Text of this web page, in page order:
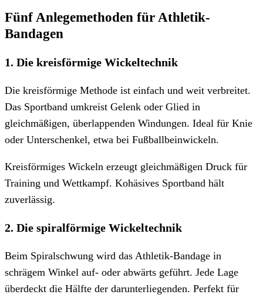
Fünf Anlegemethoden für Athletik-
Bandagen
1. Die kreisförmige Wickeltechnik
Die kreisförmige Methode ist einfach und weit verbreitet.
Das Sportband umkreist Gelenk oder Glied in
gleichmäßigen, überlappenden Windungen. Ideal für Knie
oder Unterschenkel, etwa bei Fußballbeinwickeln.
Kreisförmiges Wickeln erzeugt gleichmäßigen Druck für
Training und Wettkampf. Kohäsives Sportband hält
zuverlässig.
2. Die spiralförmige Wickeltechnik
Beim Spiralschwung wird das Athletik-Bandage in
schrägem Winkel auf- oder abwärts geführt. Jede Lage
überdeckt die Hälfte der darunterliegenden. Perfekt für